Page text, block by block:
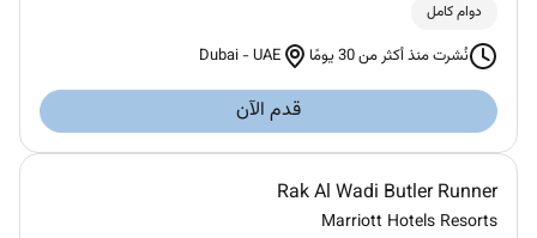
دوام كامل
نُشرت منذ أكثر من 30 يومًا Dubai -UAE
قدم الآن
Rak Al Wadi Butler Runner
Marriott Hotels Resorts